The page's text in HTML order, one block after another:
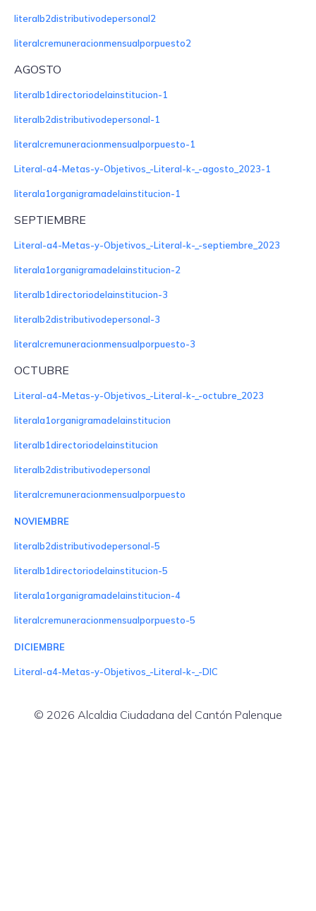
literalb2distributivodepersonal2
literalcremuneracionmensualporpuesto2
AGOSTO
literalb1directoriodelainstitucion-1
literalb2distributivodepersonal-1
literalcremuneracionmensualporpuesto-1
Literal-a4-Metas-y-Objetivos_-Literal-k-_-agosto_2023-1
literala1organigramadelainstitucion-1
SEPTIEMBRE
Literal-a4-Metas-y-Objetivos_-Literal-k-_-septiembre_2023
literala1organigramadelainstitucion-2
literalb1directoriodelainstitucion-3
literalb2distributivodepersonal-3
literalcremuneracionmensualporpuesto-3
OCTUBRE
Literal-a4-Metas-y-Objetivos_-Literal-k-_-octubre_2023
literala1organigramadelainstitucion
literalb1directoriodelainstitucion
literalb2distributivodepersonal
literalcremuneracionmensualporpuesto
NOVIEMBRE
literalb2distributivodepersonal-5
literalb1directoriodelainstitucion-5
literala1organigramadelainstitucion-4
literalcremuneracionmensualporpuesto-5
DICIEMBRE
Literal-a4-Metas-y-Objetivos_-Literal-k-_-DIC
© 2026 Alcaldia Ciudadana del Cantón Palenque